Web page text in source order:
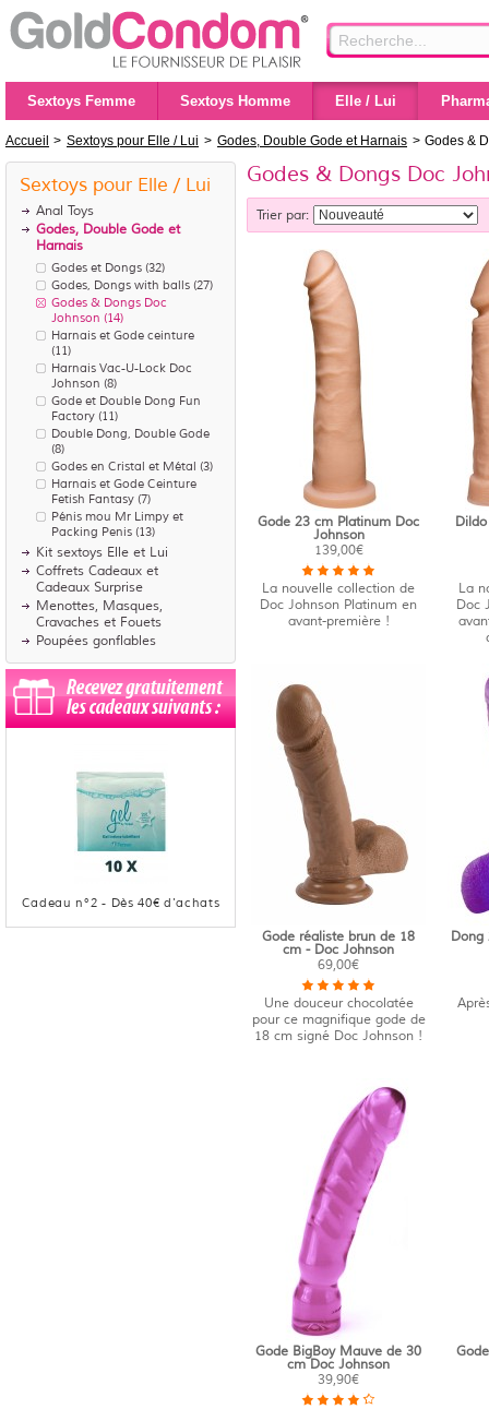
Sextoys Femme Sextoys Homme Elle / Lui
Accueil > Sextoys pour Elle / Lui > Godes, Double Gode et Harnais > Godes &
Godes & Dongs Doc
Trier par:
Gode 23 cm Platinum Doc
Johnson
139,00€
La nouvelle collection de
Doc Johnson Platinum en
avant-première !
La
Doc
Gode réaliste brun de 18
cm - Doc Johnson
69,00€
Une douceur chocolatée
pour ce magnifique gode de
18 cm signé Doc Johnson !
Dong
Gode BigBoy Mauve de 30
cm Doc Johnson
39,90€
Sextoys pour Elle / Lui
Anal Toys
Godes, Double Gode et
Harnais
Godes et Dongs (32)
Godes, Dongs with balls (27)
Godes & Dongs Doc
Johnson (14)
Harnais et Gode ceinture
(11)
Harnais Vac-U-Lock Doc
Johnson (8)
Gode et Double Dong Fun
Factory (11)
Double Dong, Double Gode
(8)
Godes en Cristal et Métal (3)
Harnais et Gode Ceinture
Fetish Fantasy (7)
Pénis mou Mr Limpy et
Packing Penis (13)
Kit sextoys Elle et Lui
Coffrets Cadeaux et
Cadeaux Surprise
Menottes, Masques,
Cravaches et Fouets
Poupées gonflables
Cadeau n°3 - Dès40€ d'achats